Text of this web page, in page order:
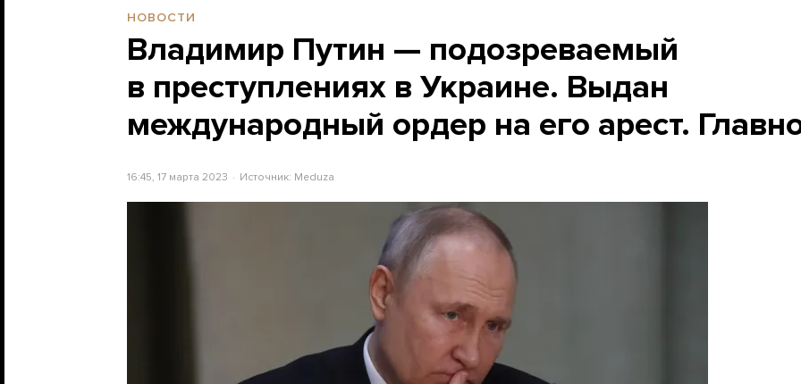
НОВОСТИ
Владимир Путин — подозреваемый
в преступлениях в Украине. Выдан
международный ордер на его арест.
16:45, 17 марта 2023 Источник: Meduza